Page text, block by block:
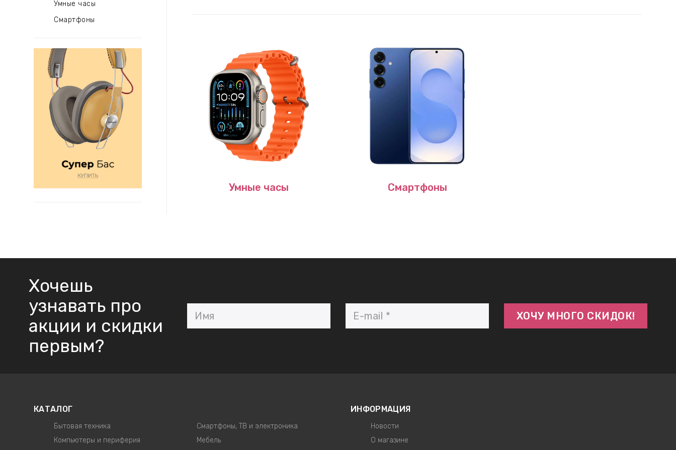
Умные часы
Смартфоны
Умные часы Смартфоны
Хочешь
узнавать про
акции и скидки
первым?
КАТАЛОГ
Бытовая техника
Смартфоны, ТВ и электроника
Компьютеры и периферия
Мебель
ИНФОРМАЦИЯ
Новости
О магазине